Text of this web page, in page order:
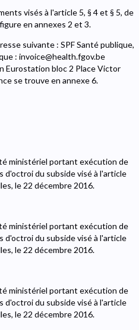
visés à l'article 5, § 4 et § 5, de
en annexes 2 et 3.
suivante : SPF Santé publique,
: invoice@health.fgov.be
Eurostation bloc 2 Place Victor
se trouve en annexe 6.
ministériel portant exécution de
d'octroi du subside visé à l'article
le 22 décembre 2016.
ministériel portant exécution de
d'octroi du subside visé à l'article
le 22 décembre 2016.
ministériel portant exécution de
d'octroi du subside visé à l'article
le 22 décembre 2016.